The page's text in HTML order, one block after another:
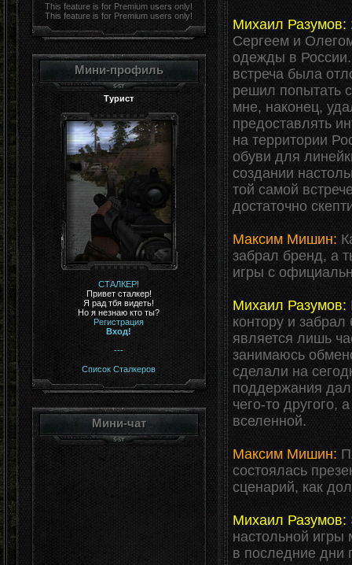
This feature is for Premium users only!
This feature is for Premium users only!
Мини-профиль
Турист
СТАЛКЕР!
Привет сталкер!
Я рад тбя видеть!
Но я незнаю кто ты?
Регистрация
Вход!
---
Список Сталкеров
Мини-чат
Михаил Разумов:
Сергеем и
одежды в России.
встреча была
решил попытать
мне, наконец,
предоставлять
на территории
обуви для
создании
той самой
достаточно
Максим Мишин:
забрал бренд, а
игры с
Михаил Разумов:
контору и
является лишь
занимаюсь
сделали на
поддержания
чего-то
вселенной.
Максим Мишин:
состоялась
сценарий, как
Михаил Разумов:
настольной
в последние дни